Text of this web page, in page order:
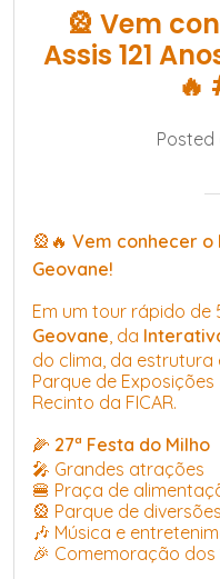
🎡 Vem
Assis 121
🔥
🎡🔥 Vem conhecer o
Geovane!
Em um tour rápido de
Geovane , da
do clima, da
Parque de
Recinto da FICAR.
🌽 27ª Festa do Milho
🎤 Grandes atrações
🍔 Praça de
🎡 Parque de diversões
🎶 Música e
🎉 Comemoração dos